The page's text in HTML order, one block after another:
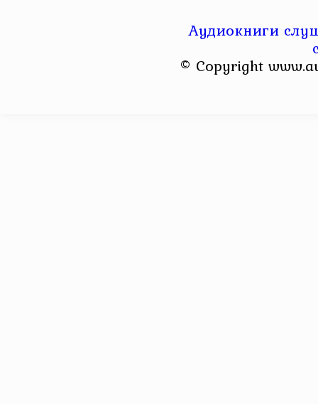
Аудиокниги
© Copyright